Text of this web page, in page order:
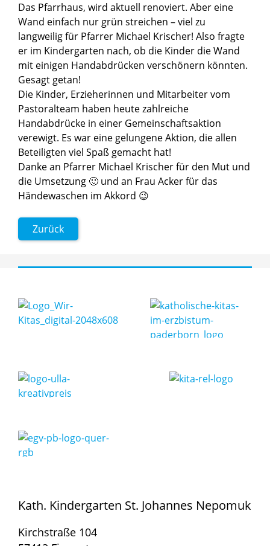
Das Pfarrhaus, wird aktuell renoviert. Aber eine
Wand einfach nur grün streichen – viel zu
langweilig für Pfarrer Michael Krischer! Also fragte
er im Kindergarten nach, ob die Kinder die Wand
mit einigen Handabdrücken verschönern könnten.
Gesagt getan!
Die Kinder, Erzieherinnen und Mitarbeiter vom
Pastoralteam haben heute zahlreiche
Handabdrücke in einer Gemeinschaftsaktion
verewigt. Es war eine gelungene Aktion, die allen
Beteiligten viel Spaß gemacht hat!
Danke an Pfarrer Michael Krischer für den Mut und
die Umsetzung 🙂 und an Frau Acker für das
Händewaschen im Akkord 😉
Zurück
Kath. Kindergarten St. Johannes Nepomuk
Kirchstraße 104